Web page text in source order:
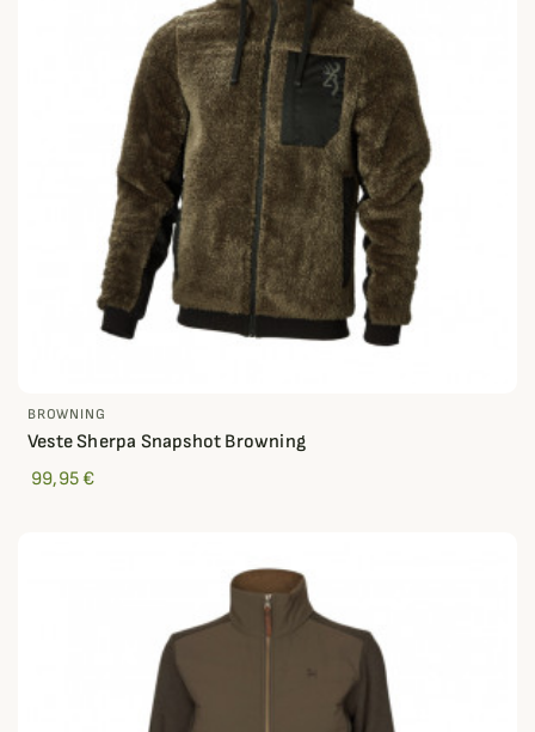
BROWNING
Veste Sherpa Snapshot Browning
99,95 €